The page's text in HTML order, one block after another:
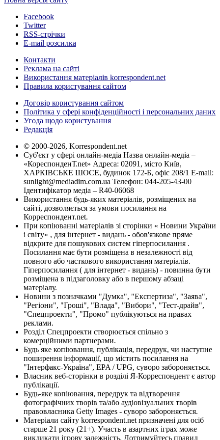
Facebook
Twitter
RSS-стрічки
E-mail розсилка
Контакти
Реклама на сайті
Використання матеріалів korrespondent.net
Правила користування сайтом
Договір користування сайтом
Політика у сфері конфіденційності і персональних даних
Угода щодо користування
Редакція
© 2000-2026, Korrespondent.net
Суб'єкт у сфері онлайн-медіа Назва онлайн-медіа –
«КореспонденТ.net» Адреса: 02091, місто Київ,
ХАРКІВСЬКЕ ШОСЕ, будинок 172-Б, офіс 208/1 E-mail:
sunlight@mediadim.com.ua Телефон: 044-205-43-00
Ідентифікатор медіа – R40-06068
Використання будь-яких матеріалів, розміщених на
сайті, дозволяється за умови посилання на
Корреспондент.net.
При копіюванні матеріалів зі сторінки « Новини України
і світу» , для інтернет - видань - обов'язкове пряме
відкрите для пошукових систем гіперпосилання .
Посилання має бути розміщена в незалежності від
повного або часткового використання матеріалів.
Гіперпосилання ( для інтернет - видань) - повинна бути
розміщена в підзаголовку або в першому абзаці
матеріалу.
Новини з позначками "Думка", "Експертиза", "Заява",
"Регіони", "Гроші", "Влада", "Вибори", "Тест-драйв",
"Спецпроекти", "Промо" публікуються на правах
реклами.
Розділ Спецпроекти створюється спільно з
комерційними партнерами.
Будь яке копіювання, публікація, передрук, чи наступне
поширення інформації, що містить посилання на
"Інтерфакс-Україна", EPA / UPG, суворо забороняється.
Власник веб-сторінки в розділі Я-Корреспондент є автор
публікації.
Будь-яке копіювання, передрук та відтворення
фотографічних творів та/або аудіовізуальних творів
правовласника Getty Images - суворо забороняється.
Матеріали сайту korrespondent.net призначені для осіб
старше 21 року (21+). Участь в азартних іграх може
викликати ігрову залежність. Дотримуйтесь правил